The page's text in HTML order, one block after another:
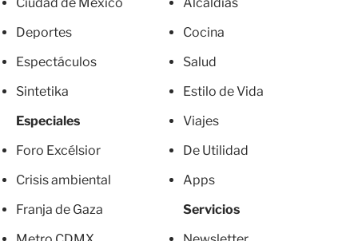
Deportes
Espectáculos
Sintetika
Especiales
Foro Excélsior
Crisis ambiental
Franja de Gaza
Cocina
Salud
Estilo de Vida
Viajes
De Utilidad
Apps
Servicios